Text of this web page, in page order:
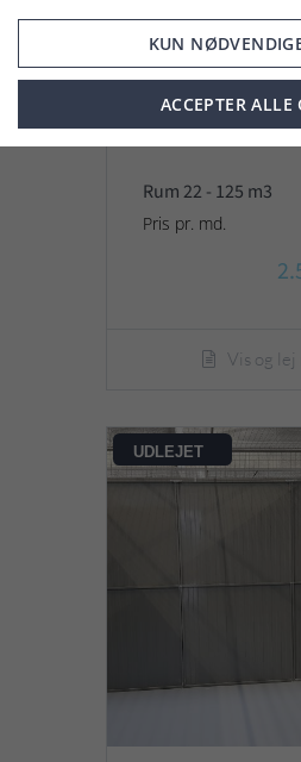
Rum 22 - 125 m3
Pris pr. md.
Vis og lej
UDLEJET
KUN
ACCEPTER ALLE